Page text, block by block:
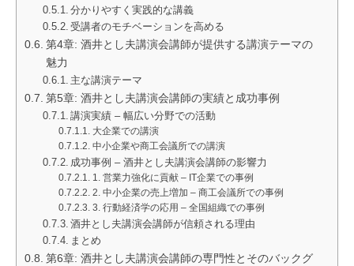
分かりやすく実践的な講義
受講者のモチベーションを高める
第4章: 酒井とし夫講演会講師が提供する講演テーマの
魅力
主な講演テーマ
第5章: 酒井とし夫講演会講師の実績と成功事例
講演実績 – 幅広い分野での活動
大企業での講演
中小企業や商工会議所での講演
成功事例 – 酒井とし夫講演会講師の影響力
1. 営業力強化に貢献 – IT企業での事例
2. 中小企業の売上増加 – 商工会議所での事例
3. 行動経済学の応用 – 全国組織での事例
酒井とし夫講演会講師が信頼される理由
まとめ
第6章: 酒井とし夫講演会講師の専門性とそのバックグ